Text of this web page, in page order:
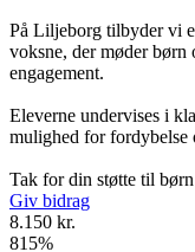
På Liljeborg tilbyder vi
voksne, der møder børn
engagement.
Eleverne undervises i
mulighed for fordybelse
Tak for din støtte til
Giv bidrag
8.150 kr.
815%